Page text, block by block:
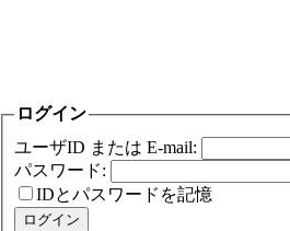
ログイン
ユーザID または E-mail:
パスワード:
IDとパスワードを記憶